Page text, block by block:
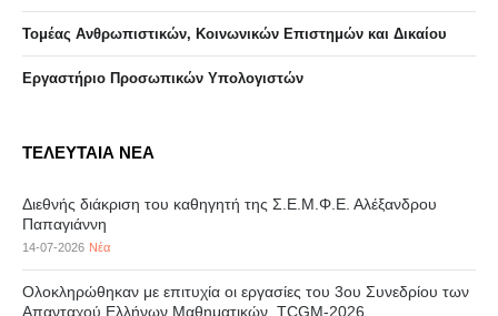
Τομέας Ανθρωπιστικών, Κοινωνικών Επιστημών και Δικαίου
Eργαστήριo Προσωπικών Υπολογιστών
ΤΕΛΕΥΤΑΙΑ ΝΕΑ
Διεθνής διάκριση του καθηγητή της Σ.Ε.Μ.Φ.Ε. Αλέξανδρου
Παπαγιάννη
14-07-2026 Νέα
Ολοκληρώθηκαν με επιτυχία οι εργασίες του 3ου Συνεδρίου των
Απανταχού Ελλήνων Μαθηματικών, TCGM-2026